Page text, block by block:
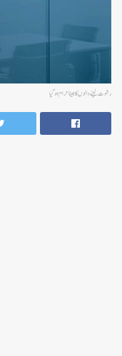
رشوت لینے والوں کا جینا حرام ہوگیا